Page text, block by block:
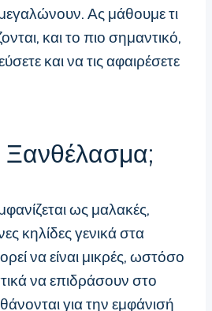
Ας μάθουμε τι
και το πιο σημαντικό,
και να τις αφαιρέσετε
Ξανθέλασμα;
ως μαλακές,
κηλίδες γενικά στα
να είναι μικρές, ωστόσο
να επιδράσουν στο
για την εμφάνισή